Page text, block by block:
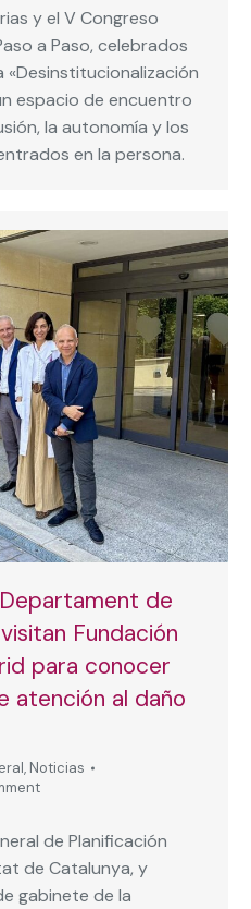
y el V Congreso
a Paso, celebrados
«Desinstitucionalización
espacio de encuentro
la autonomía y los
en la persona.
de
Fundación
para conocer
atención al daño
, Noticias
de Planificación
de Catalunya, y
gabinete de la